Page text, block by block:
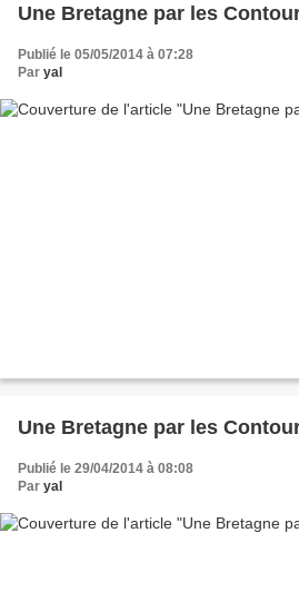
Une Bretagne par les
Publié le 05/05/2014 à 07:28
Par yal
Une Bretagne par les
Publié le 29/04/2014 à 08:08
Par yal